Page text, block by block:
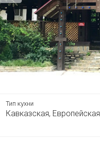
Тип кухни
Кавказская, Европейская